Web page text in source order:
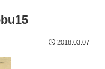
2018.03.07